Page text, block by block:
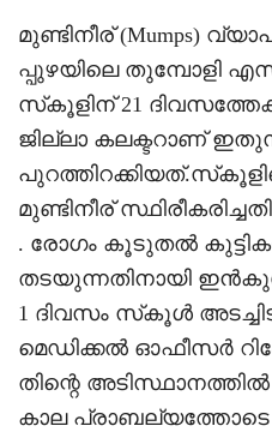
മുണ്ടിനീര് (Mumps)
പ്പുഴയിലെ തുമ്പോളി
സ്‌കൂളിന് 21
ജില്ലാ കലക്ടറാണ്
മുണ്ടിനീര്
. രോഗം കൂടുതൽ
തടയുന്നതിനായി
1 ദിവസം സ്‌കൂൾ
മെഡിക്കൽ ഓഫീസർ
തിന്റെ
കാല പ്രാബല്യത്തോടെ